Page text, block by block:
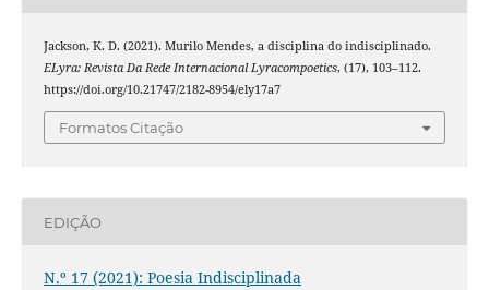
Jackson, K. D. (2021). Murilo Mendes, a disciplina do indisciplinado.
ELyra: Revista Da Rede Internacional Lyracompoetics, (17), 103–112.
https://doi.org/10.21747/2182-8954/ely17a7
Formatos Citação
EDIÇÃO
N.º 17 (2021): Poesia Indisciplinada